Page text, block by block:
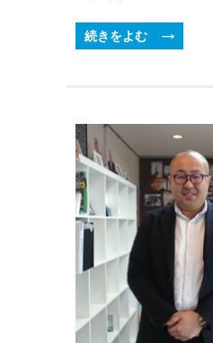
続きをよむ